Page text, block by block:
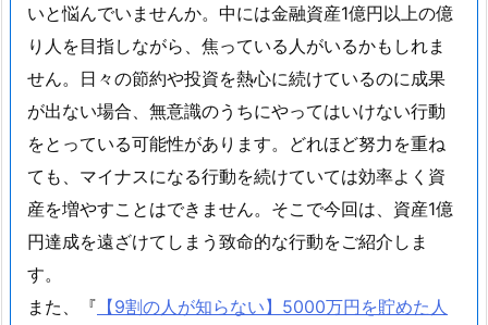
いと悩んでいませんか。中には金融資産1億円以上の億
り人を目指しながら、焦っている人がいるかもしれま
せん。日々の節約や投資を熱心に続けているのに成果
が出ない場合、無意識のうちにやってはいけない行動
をとっている可能性があります。どれほど努力を重ね
ても、マイナスになる行動を続けていては効率よく資
産を増やすことはできません。そこで今回は、資産1億
円達成を遠ざけてしまう致命的な行動をご紹介しま
す。
また、『 【9割の人が知らない】5000万円を貯めた人